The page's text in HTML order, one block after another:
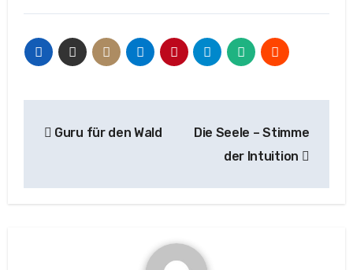
Guru für den Wald
Die Seele – Stimme
der Intuition